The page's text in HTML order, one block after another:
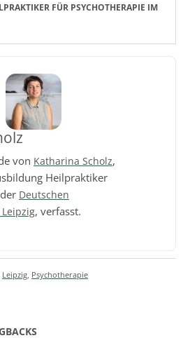
FÜR PSYCHOTHERAPIE IM
von Katharina Scholz,
Heilpraktiker
Deutschen
, verfasst.
Leipzig Psychotherapie